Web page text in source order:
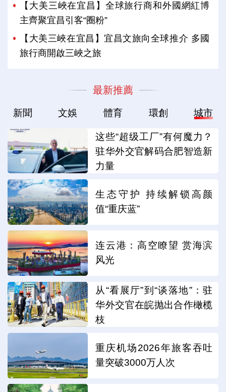
【大美三峽在宜昌】全球旅行商和外國網紅博
主齊聚宜昌引客“圈粉”
【大美三峽在宜昌】宜昌文旅向全球推介 多國
旅行商開啟三峽之旅
最新推薦
新聞 文娛 體育 環創 城市
这些“超级工厂”有何魔力？
驻华外交官解码合肥智造新
力量
生态守护 持续解锁高颜
值“重庆蓝”
连云港：高空瞭望 赏海滨
风光
从“看展厅”到“谈落地”：驻
华外交官在皖抛出合作橄榄
枝
重庆机场2026年旅客吞吐
量突破3000万人次